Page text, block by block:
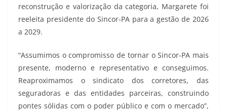
reconstrução e valorização da categoria, Margarete foi
reeleita presidente do Sincor-PA para a gestão de 2026
a 2029.
“Assumimos o compromisso de tornar o Sincor-PA mais
presente, moderno e representativo e conseguimos.
Reaproximamos o sindicato dos corretores, das
seguradoras e das entidades parceiras, construindo
pontes sólidas com o poder público e com o mercado”,